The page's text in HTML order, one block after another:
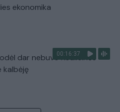
ekonomika
00:16:37
dar nebuvo Koalicinės
kalbėję